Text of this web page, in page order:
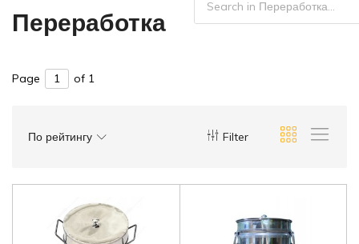
Переработка
Page of 1
Filter
По рейтингу